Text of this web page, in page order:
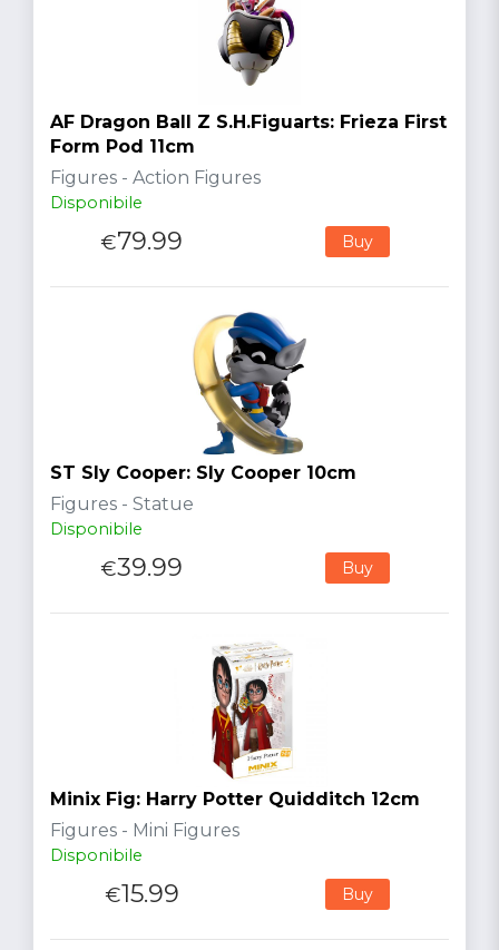
AF Dragon Ball Z S.H.Figuarts: Frieza First
Form Pod 11cm
Figures - Action Figures
Disponibile
€79.99 Buy
ST Sly Cooper: Sly Cooper 10cm
Figures - Statue
Disponibile
€39.99 Buy
Minix Fig: Harry Potter Quidditch 12cm
Figures - Mini Figures
Disponibile
€15.99 Buy